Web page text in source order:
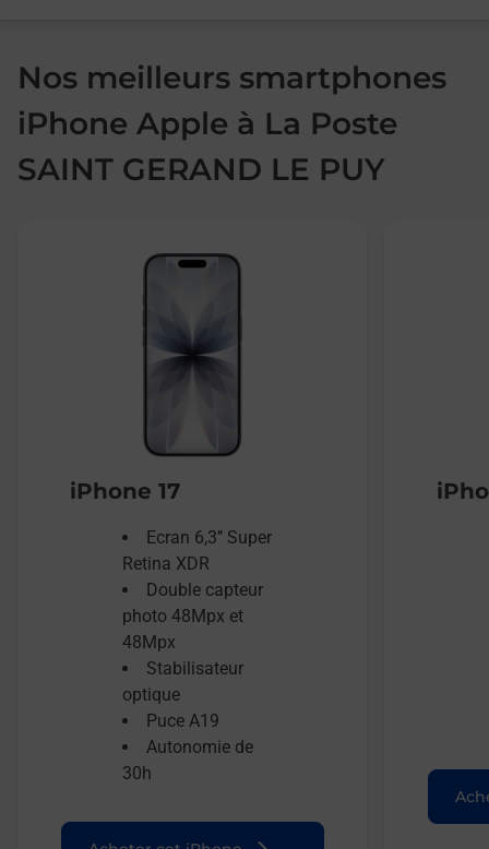
Nos meilleurs smartphones
iPhone Apple à La Poste
SAINT GERAND LE PUY
iPhone 17
Ecran 6,3’’ Super
Retina XDR
Double capteur
photo 48Mpx et
48Mpx
Stabilisateur
optique
Puce A19
Autonomie de
30h